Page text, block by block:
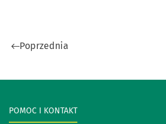
Poprzednia
POMOC I KONTAKT